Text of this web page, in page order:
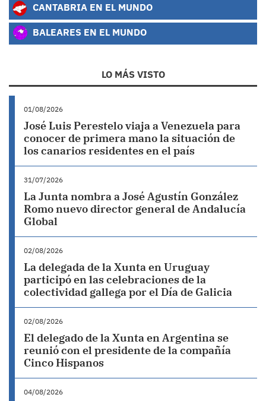
CANTABRIA EN EL MUNDO
BALEARES EN EL MUNDO
LO MÁS VISTO
01/08/2026
José Luis Perestelo viaja a Venezuela para
conocer de primera mano la situación de
los canarios residentes en el país
31/07/2026
La Junta nombra a José Agustín González
Romo nuevo director general de Andalucía
Global
02/08/2026
La delegada de la Xunta en Uruguay
participó en las celebraciones de la
colectividad gallega por el Día de Galicia
02/08/2026
El delegado de la Xunta en Argentina se
reunió con el presidente de la compañía
Cinco Hispanos
04/08/2026